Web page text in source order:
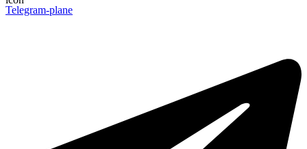
Telegram-plane